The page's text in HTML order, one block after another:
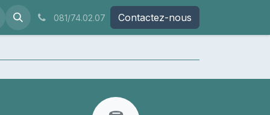
081/74.02.07 Contactez-nous